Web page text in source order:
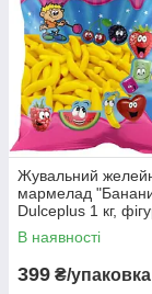
Жувальний
мармелад
Dulceplus 1 кг,
Made in Spain
В наявності
399 ₴/упаковка